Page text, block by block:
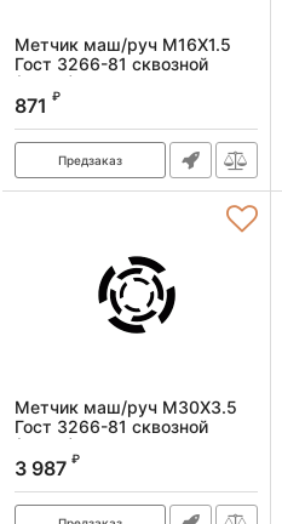
Метчик маш/руч M16X1.5
Гост 3266-81 сквозной
(Р6М5)
Артикул:
871 ₽
Предзаказ
Метчик маш/руч M30X3.5
Гост 3266-81 сквозной
(Р6М5)
Артикул:
3 987 ₽